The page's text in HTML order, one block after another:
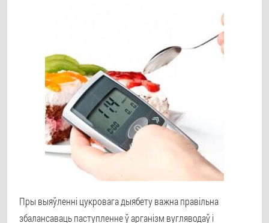
Пры выяўленні цукровага дыябету важна правільна
збалансаваць паступленне ў арганізм вугляводаў і